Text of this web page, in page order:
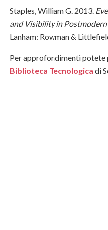
Staples, William G. 2013.
and Visibility in Postmodern
Lanham: Rowman &
Per approfondimenti potete
Biblioteca Tecnologica di